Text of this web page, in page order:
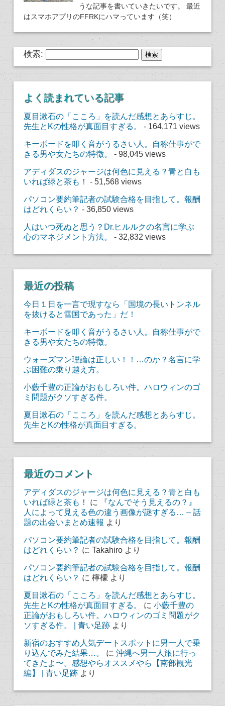
うな記事を書いていきたいです。 最近
はスマホアプリのFFRKにハマっています（笑）
検索:
よく読まれている記事
夏目漱石の「こころ」を読んだ感想とあらすじ。
先生とKの性格が真面目すぎる。
- 164,171 views
キーボードを叩く音がうるさい人。自称仕事がで
きる男や女たちの特徴。
- 98,045 views
アディダスのジャージは何色に見える？青と白も
いれば緑と茶も！
- 51,568 views
パソコン要約筆記者の試験合格を目指して。報酬
はどれくらい？ - 36,850 views
人はいつ死ぬと思う？Dr.ヒルルクの名言に学ぶ
心のマネジメント方法。
- 32,832 views
最近の投稿
今日１日を一言で現すなら「国境の長いトンネル
を抜けると雪国であった」だ！
キーボードを叩く音がうるさい人。自称仕事がで
きる男や女たちの特徴。
ウォーズマン理論は正しい！！…のか？名言に学
ぶ困難の乗り越え方。
小藪千豊の正論がおもしろい件。ハロウィンのゴ
ミ問題がクソすぎる件。
夏目漱石の「こころ」を読んだ感想とあらすじ。
先生とKの性格が真面目すぎる。
最近のコメント
アディダスのジャージは何色に見える？青と白も
いれば緑と茶も！
に
『なんでそう見えるの？』
人によって見える色の違う画像が謎すぎる… – 話
題の出会いまとめ速報 より
パソコン要約筆記者の試験合格を目指して。報酬
はどれくらい？ に Takahiroより
パソコン要約筆記者の試験合格を目指して。報酬
はどれくらい？ に 檸檬 より
夏目漱石の「こころ」を読んだ感想とあらすじ。
先生とKの性格が真面目すぎる。
に 小藪千豊の
正論がおもしろい件。ハロウィンのゴミ問題がク
ソすぎる件。 | 青い足跡より
新宿のおすすめ人気デートスポットに男一人で乗
り込んでみた結果…。
に 沖縄へ男一人旅に行っ
てきたよ〜。感想やらオススメやら【南部観光
編】 | 青い足跡より